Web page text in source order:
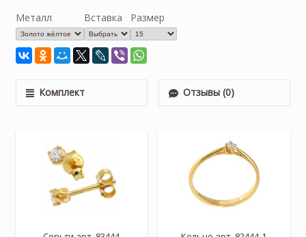
Металл Вставка Размер
Комплект Отзывы (0)